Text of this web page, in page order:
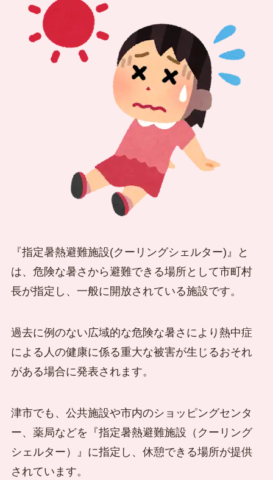
『指定暑熱避難施設(クーリングシェルター)』と
は、危険な暑さから避難できる場所として市町村
長が指定し、一般に開放されている施設です。
過去に例のない広域的な危険な暑さにより熱中症
による人の健康に係る重大な被害が生じるおそれ
がある場合に発表されます。
津市でも、公共施設や市内のショッピングセンタ
ー、薬局などを『指定暑熱避難施設（クーリング
シェルター）』に指定し、休憩できる場所が提供
されています。